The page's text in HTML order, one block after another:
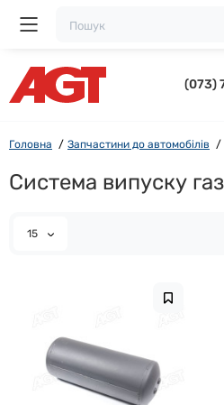
(073)
Головна Запчастини до автомобілів
Система випуску
15